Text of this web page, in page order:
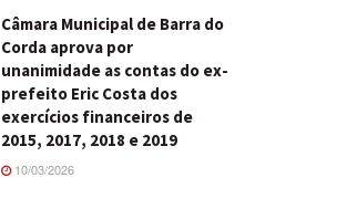
Câmara Municipal de Barra do
Corda aprova por
unanimidade as contas do ex-
prefeito Eric Costa dos
exercícios financeiros de
2015, 2017, 2018 e 2019
10/03/2026